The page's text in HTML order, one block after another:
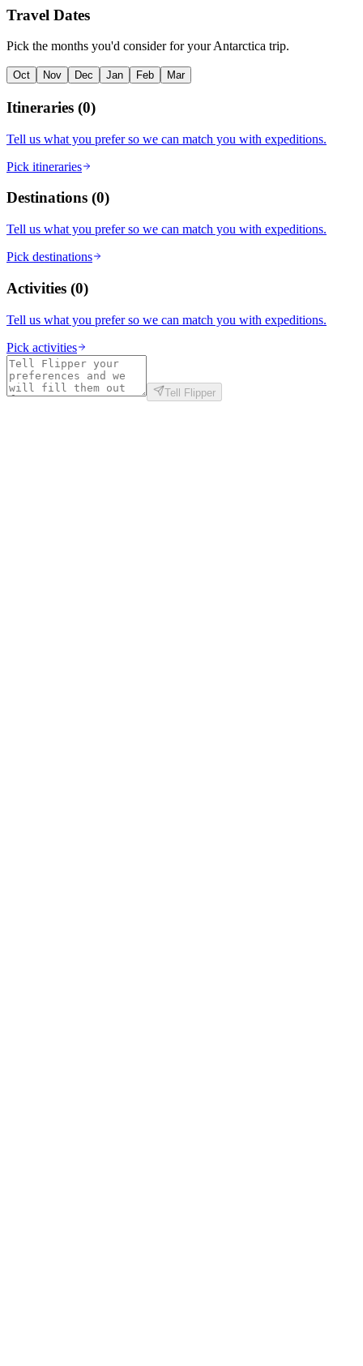
Travel Dates
Pick the months you'd consider for your Antarctica trip.
Oct Nov Dec Jan Feb Mar
Itineraries (0)
Tell us what you prefer so we can match you with expeditions.
Pick itineraries
Destinations (0)
Tell us what you prefer so we can match you with expeditions.
Pick destinations
Activities (0)
Tell us what you prefer so we can match you with expeditions.
Pick activities
Tell Flipper